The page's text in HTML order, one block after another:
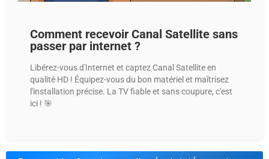
Comment recevoir Canal Satellite sans
passer par internet ?
Libérez-vous d'Internet et captez Canal Satellite en
qualité HD ! Équipez-vous du bon matériel et maîtrisez
l'installation précise. La TV fiable et sans coupure, c'est
ici ! 🎯